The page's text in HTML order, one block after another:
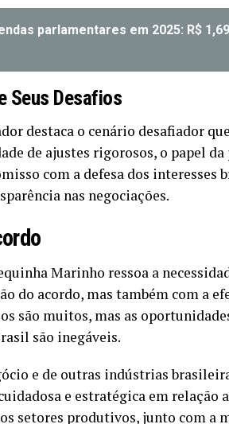
parlamentares em 2025: R$
Seus Desafios
destaca o cenário desafiador
de ajustes rigorosos, o papel
com a defesa dos interesses
nas negociações.
Marinho ressoa a
do acordo, mas também com a
são muitos, mas as
são inegáveis.
e de outras indústrias
e estratégica em relação
setores produtivos, junto com a